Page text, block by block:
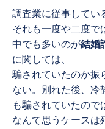
調査業に従事してい
それも一度や二度で
中でも多いのが結婚
に関しては、
騙されていたのか振
ない。別れた後、冷
も騙されていたので
なんて思うケースは